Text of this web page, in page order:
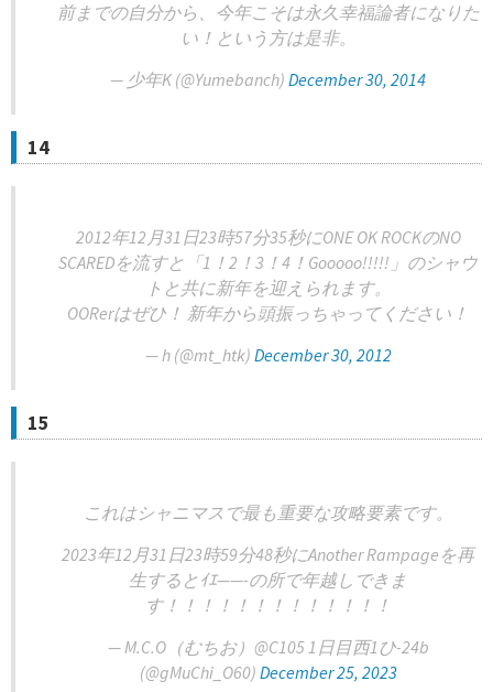
前までの自分から、今年こそは永久幸福論者になりた
い！という方は是非。
— 少年K (@Yumebanch) December 30, 2014
14
2012年12月31日23時57分35秒にONE OK ROCKのNO
SCAREDを流すと「1！2！3！4！Gooooo!!!!!」のシャウ
トと共に新年を迎えられます。
OORerはぜひ！ 新年から頭振っちゃってください！
— h (@mt_htk) December 30, 2012
15
これはシャニマスで最も重要な攻略要素です。
2023年12月31日23時59分48秒にAnother Rampageを再
生するとｲｴ——-の所で年越しできま
す！！！！！！！！！！！！！
— M.C.O（むちお）@C105 1日目西1ひ-24b
(@gMuChi_O60) December 25, 2023